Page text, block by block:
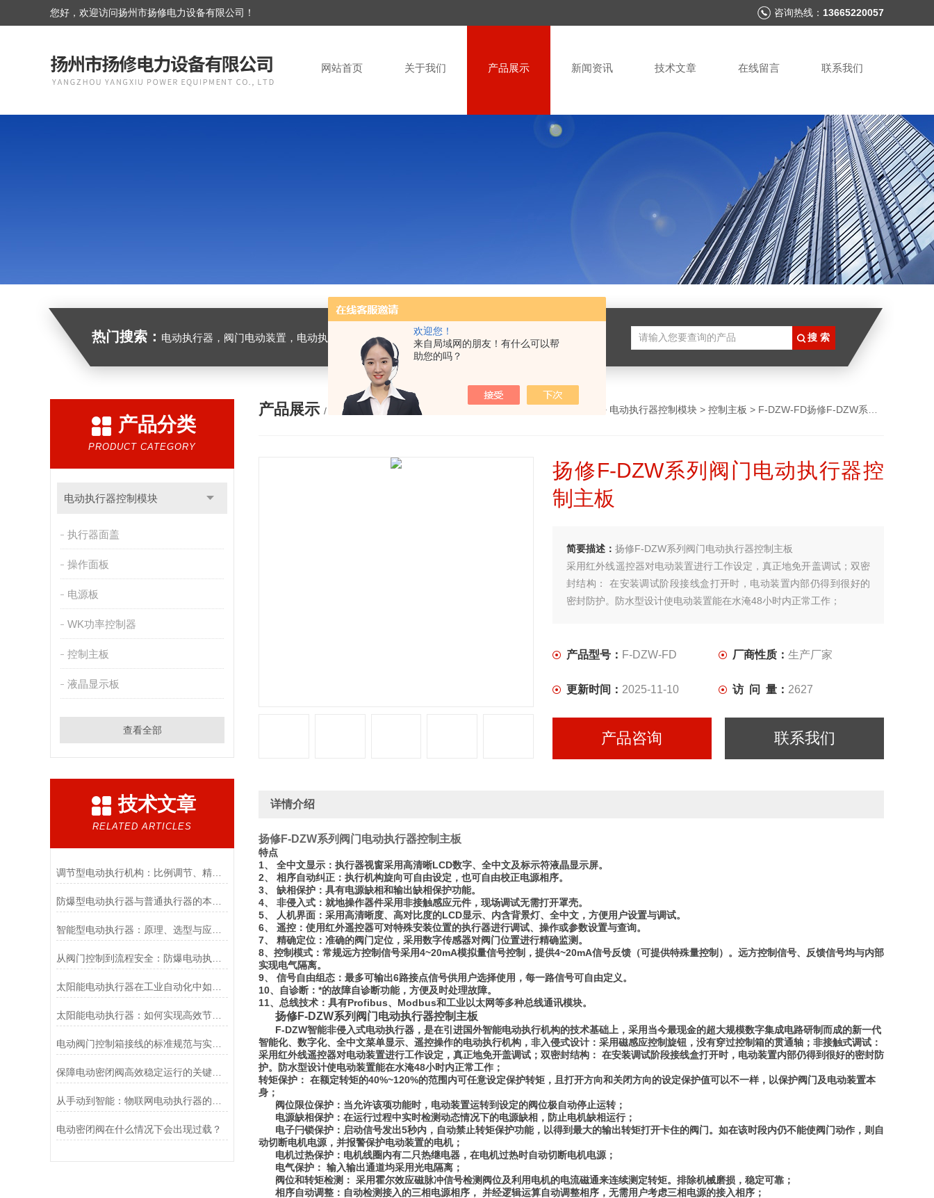
欢迎您！
来自局域网的朋友！有什么可以帮
助您的吗？
您好，欢迎访问扬州市扬修电力设备有限公司！ 咨询热线： 13665220057
网站首页 关于我们 产品展示 新闻资讯 技术文章 在线留言 联系我们
热门搜索： 电动执行器，阀门电动装置，电动执行机构，阀门驱动装置，电动头，角行程电动执行器，智能防爆型电动执行器，多回转电动执行器
产品分类
PRODUCT CATEGORY
电动执行器控制模块
执行器面盖
操作面板
电源板
WK功率控制器
控制主板
液晶显示板
查看全部
技术文章
RELATED ARTICLES
调节型电动执行机构：比例调节、精度控制要点
太阳能电动执行器：如何实现高效节能的自动化控制？
保障电动密闭阀高效稳定运行的关键举措
电动密闭阀在什么情况下会出现过载？
产品展示 / PRODUCTS > 电动执行器控制模块 > 控制主板 > F-DZW-FD扬修F-DZW系列阀门电动执行器控制主板
扬修F-DZW系列阀门电动执行器控
制主板
简要描述： 扬修F-DZW系列阀门电动执行器控制主板
采用红外线遥控器对电动装置进行工作设定，真正地免开盖调试；双密
封结构： 在安装调试阶段接线盒打开时，电动装置内部仍得到很好的
密封防护。防水型设计使电动装置能在水淹48小时内正常工作；
产品型号： F-DZW-FD 厂商性质： 生产厂家
更新时间： 2025-11-10 访 问 量： 2627
产品咨询 联系我们
详情介绍
扬修F-DZW系列阀门电动执行器控制主板
特点
1、 全中文显示：执行器视窗采用高清晰LCD数字、全中文及标示符液晶显示屏。
2、 相序自动纠正：执行机构旋向可自由设定，也可自由校正电源相序。
3、 缺相保护：具有电源缺相和输出缺相保护功能。
4、 非侵入式：就地操作器件采用非接触感应元件，现场调试无需打开罩壳。
5、 人机界面：采用高清晰度、高对比度的LCD显示、内含背景灯、全中文，方便用户设置与调试。
6、 遥控：使用红外遥控器可对特殊安装位置的执行器进行调试、操作或参数设置与查询。
7、 精确定位：准确的阀门定位，采用数字传感器对阀门位置进行精确监测。
8、控制模式：常规远方控制信号采用4~20mA模拟量信号控制，提供4~20mA信号反馈（可提供特殊量控制）。远方控制信号、反馈信号均与内部
实现电气隔离。
9、 信号自由组态：最多可输出6路接点信号供用户选择使用，每一路信号可自由定义。
10、自诊断：*的故障自诊断功能，方便及时处理故障。
11、总线技术：具有Profibus、Modbus和工业以太网等多种总线通讯模块。
扬修F-DZW系列阀门电动执行器控制主板
F-DZW智能非侵入式电动执行器，是在引进国外智能电动执行机构的技术基础上，采用当今最现金的超大规模数字集成电路研制而成的新一代
智能化、数字化、全中文菜单显示、遥控操作的电动执行机构，非入侵式设计：采用磁感应控制旋钮，没有穿过控制箱的贯通轴；非接触式调试：
采用红外线遥控器对电动装置进行工作设定，真正地免开盖调试；双密封结构： 在安装调试阶段接线盒打开时，电动装置内部仍得到很好的密封防
护。防水型设计使电动装置能在水淹48小时内正常工作；
转矩保护： 在额定转矩的40%~120%的范围内可任意设定保护转矩，且打开方向和关闭方向的设定保护值可以不一样，以保护阀门及电动装置本
身；
阀位限位保护：当允许该项功能时，电动装置运转到设定的阀位极自动停止运转；
电源缺相保护：在运行过程中实时检测动态情况下的电源缺相，防止电机缺相运行；
电子闩锁保护：启动信号发出5秒内，自动禁止转矩保护功能，以得到最大的输出转矩打开卡住的阀门。如在该时段内仍不能使阀门动作，则自
动切断电机电源，并报警保护电动装置的电机；
电机过热保护：电机线圈内有二只热继电器，在电机过热时自动切断电机电源；
电气保护： 输入输出通道均采用光电隔离；
阀位和转矩检测： 采用霍尔效应磁脉冲信号检测阀位及利用电机的电流磁通来连续测定转矩。排除机械磨损，稳定可靠；
相序自动调整：自动检测接入的三相电源相序， 并经逻辑运算自动调整相序，无需用户考虑三相电源的接入相序；